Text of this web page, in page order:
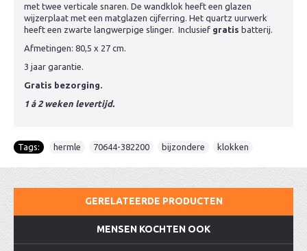
met twee verticale snaren. De wandklok heeft een glazen
wijzerplaat met een matglazen cijferring. Het quartz uurwerk
heeft een zwarte langwerpige slinger. Inclusief gratis batterij.
Afmetingen: 80,5 x 27 cm.
3 jaar garantie.
Gratis bezorging.
1 á 2 weken levertijd.
Tags: hermle 70644-382200 bijzondere klokken
GERELATEERDE PRODUCTEN
MENSEN KOCHTEN OOK